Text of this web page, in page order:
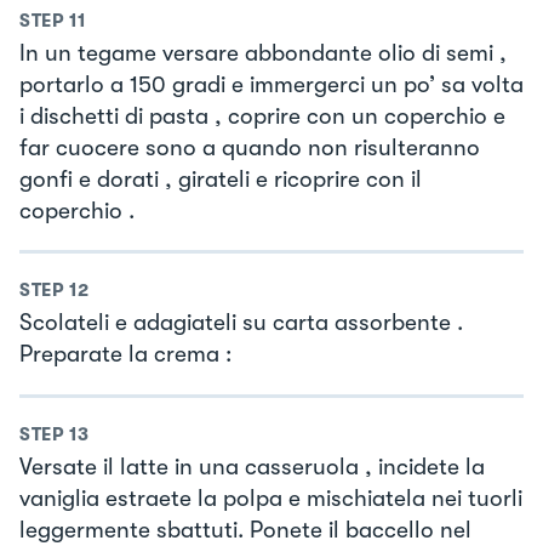
STEP 11
In un tegame versare abbondante olio di semi ,
portarlo a 150 gradi e immergerci un po’ sa volta
i dischetti di pasta , coprire con un coperchio e
far cuocere sono a quando non risulteranno
gonfi e dorati , girateli e ricoprire con il
coperchio .
STEP 12
Scolateli e adagiateli su carta assorbente .
Preparate la crema :
STEP 13
Versate il latte in una casseruola , incidete la
vaniglia estraete la polpa e mischiatela nei tuorli
leggermente sbattuti. Ponete il baccello nel